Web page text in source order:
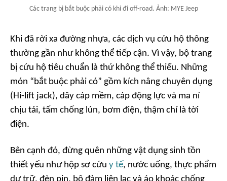
Các trang bị bắt buộc phải có khi đi off-road. Ảnh: MYE Jeep
Khi đã rời xa đường nhựa, các dịch vụ cứu hộ thông
thường gần như không thể tiếp cận. Vì vậy, bộ trang
bị cứu hộ tiêu chuẩn là thứ không thể thiếu. Những
món “bắt buộc phải có” gồm kích nâng chuyên dụng
(Hi-lift jack), dây cáp mềm, cáp động lực và ma ní
chịu tải, tấm chống lún, bơm điện, thậm chí là tời
điện.
Bên cạnh đó, đừng quên những vật dụng sinh tồn
thiết yếu như hộp sơ cứu y tế, nước uống, thực phẩm